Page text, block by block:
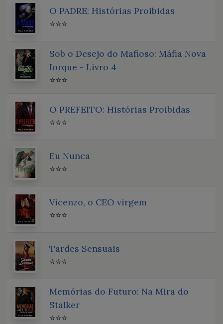
O PADRE: Histórias Proibidas
⭐⭐⭐
Sob o Desejo do Mafioso: Máfia Nova
Iorque - Livro 4
⭐⭐⭐
O PREFEITO: Histórias Proibidas
⭐⭐⭐
Eu Nunca
⭐⭐⭐
Vicenzo, o CEO virgem
⭐⭐⭐
Tardes Sensuais
⭐⭐⭐
Memórias do Futuro: Na Mira do
Stalker
⭐⭐⭐